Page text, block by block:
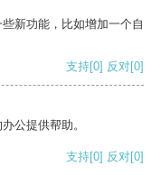
新功能，比如增加一个自
支持[0] 反对[0]
公提供帮助。
支持[0] 反对[0]